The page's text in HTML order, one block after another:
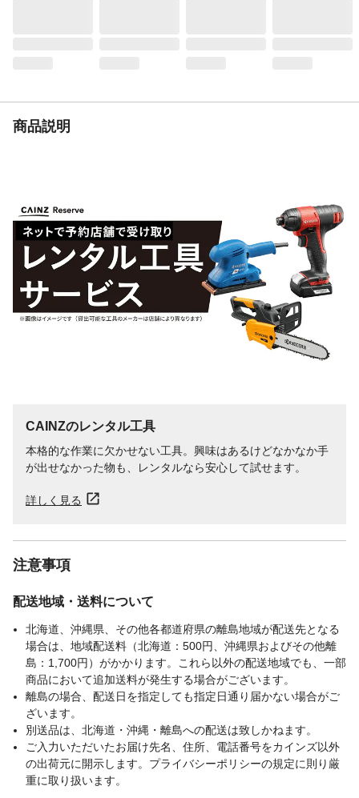
のこ板厚
0.40mm
重量
適合替刃
商品説明
CAINZのレンタル工具
本格的な作業に欠かせない工具。興味はあるけどなかなか手
が出せなかった物も、レンタルなら安心して試せます。
詳しく見る
注意事項
配送地域・送料について
北海道、沖縄県、その他各都道府県の離島地域が配送先となる
場合は、地域配送料（北海道：500円、沖縄県およびその他離
島：1,700円）がかかります。これら以外の配送地域でも、一部
商品において追加送料が発生する場合がございます。
離島の場合、配送日を指定しても指定日通り届かない場合がご
ざいます。
別送品は、北海道・沖縄・離島への配送は致しかねます。
ご入力いただいたお届け先名、住所、電話番号をカインズ以外
の出荷元に開示します。プライバシーポリシーの規定に則り厳
重に取り扱います。